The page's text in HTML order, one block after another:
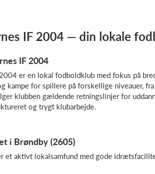
IF 2004 — din lokale
IF 2004
er en lokal fodboldklub med fokus på
kampe for spillere på forskellige niveauer,
klubben gældende retningslinjer for
og trygt klubarbejde.
i Brøndby (2605)
et aktivt lokalsamfund med gode